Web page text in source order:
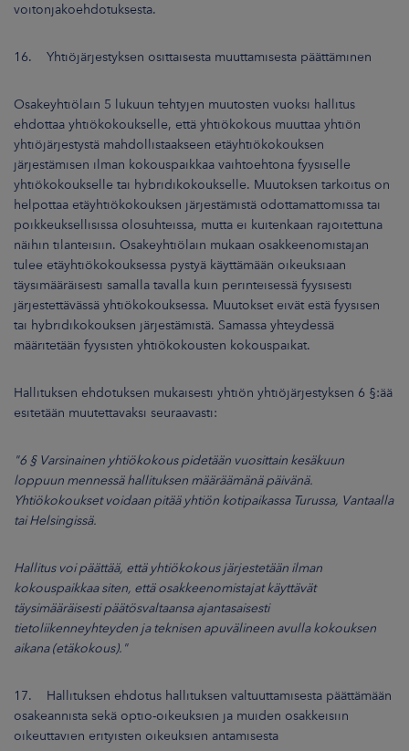
voitonjakoehdotuksesta.
16. Yhtiöjärjestyksen osittaisesta muuttamisesta päättäminen
Osakeyhtiölain 5 lukuun tehtyjen muutosten vuoksi hallitus
ehdottaa yhtiökokoukselle, että yhtiökokous muuttaa yhtiön
yhtiöjärjestystä mahdollistaakseen etäyhtiökokouksen
järjestämisen ilman kokouspaikkaa vaihtoehtona fyysiselle
yhtiökokoukselle tai hybridikokoukselle. Muutoksen tarkoitus on
helpottaa etäyhtiökokouksen järjestämistä odottamattomissa tai
poikkeuksellisissa olosuhteissa, mutta ei kuitenkaan rajoitettuna
näihin tilanteisiin. Osakeyhtiölain mukaan osakkeenomistajan
tulee etäyhtiökokouksessa pystyä käyttämään oikeuksiaan
täysimääräisesti samalla tavalla kuin perinteisessä fyysisesti
järjestettävässä yhtiökokouksessa. Muutokset eivät estä fyysisen
tai hybridikokouksen järjestämistä. Samassa yhteydessä
määritetään fyysisten yhtiökokousten kokouspaikat.
Hallituksen ehdotuksen mukaisesti yhtiön yhtiöjärjestyksen 6 §:ää
esitetään muutettavaksi seuraavasti:
"6 § Varsinainen yhtiökokous pidetään vuosittain kesäkuun
loppuun mennessä hallituksen määräämänä päivänä.
Yhtiökokoukset voidaan pitää yhtiön kotipaikassa Turussa, Vantaalla
tai Helsingissä.
Hallitus voi päättää, että yhtiökokous järjestetään ilman
kokouspaikkaa siten, että osakkeenomistajat käyttävät
täysimääräisesti päätösvaltaansa ajantasaisesti
tietoliikenneyhteyden ja teknisen apuvälineen avulla kokouksen
aikana (etäkokous)."
17. Hallituksen ehdotus hallituksen valtuuttamisesta päättämään
osakeannista sekä optio-oikeuksien ja muiden osakkeisiin
oikeuttavien erityisten oikeuksien antamisesta